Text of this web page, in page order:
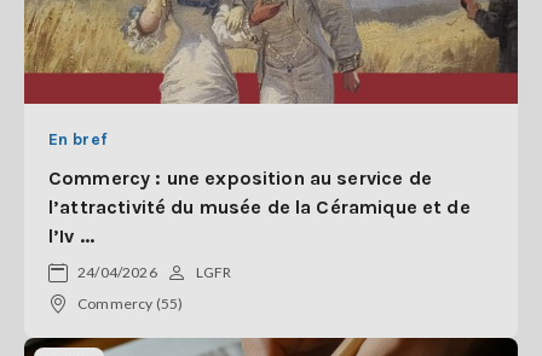
En bref
Commercy : une exposition au service de
l’attractivité du musée de la Céramique et de
l’Iv ...
24/04/2026
LGFR
Commercy (55)